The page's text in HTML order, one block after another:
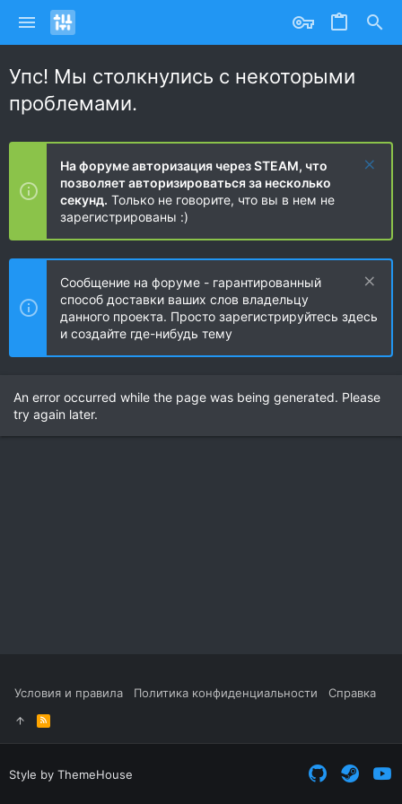
Упс! Мы столкнулись с некоторыми
проблемами.
На форуме авторизация через STEAM, что
позволяет авторизироваться за несколько
секунд. Только не говорите, что вы в нем не
зарегистрированы :)
Сообщение на форуме - гарантированный
способ доставки ваших слов владельцу
данного проекта. Просто зарегистрируйтесь здесь
и создайте где-нибудь тему
An error occurred while the page was being generated. Please
try again later.
Условия и правила Политика конфиденциальности Справка
R
S
S
Style by ThemeHouse